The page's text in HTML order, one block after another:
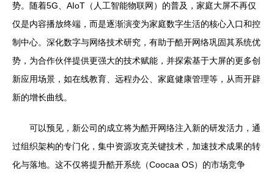
势。随着5G、AIoT（人工智能物联网）的普及，家庭大屏不再仅
仅是内容播放终端，而是逐渐演变为家庭数字生活的核心入口和控
制中心。深化数字与网络技术研究，有助于酷开网络巩固其系统优
势，为合作伙伴提供更强大的技术赋能，并探索基于大屏的更多创
新应用场景，如在线教育、远程办公、家庭健康管理等，从而开辟
新的增长曲线。
可以预见，新公司的成立将为酷开网络注入新的研发活力，通
过组织架构的专门化，集中资源攻克关键技术，加速技术成果的转
化与落地。这不仅将提升酷开系统（Coocaa OS）的市场竞争